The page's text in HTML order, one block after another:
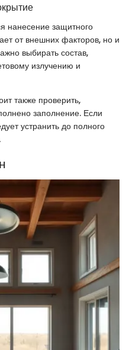
нанесение защитного
от внешних факторов, но и
выбирать состав,
излучению и
также проверить,
заполнение. Если
устранить до полного